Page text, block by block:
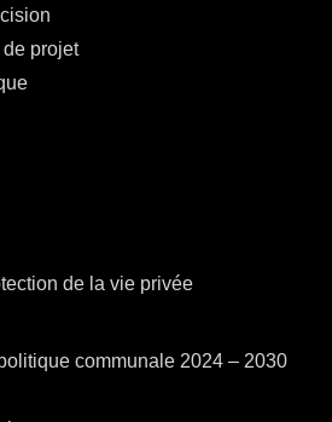
de projet
de la vie privée
communale 2024 – 2030